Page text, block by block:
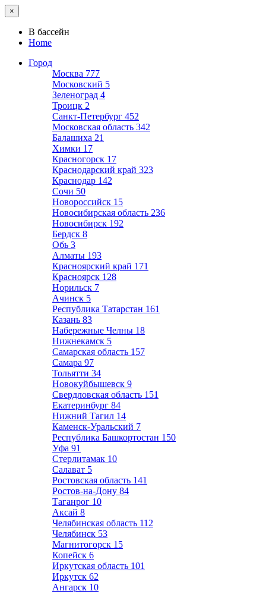
×
В бассейн
Home
Город
Москва 777
Московский 5
Зеленоград 4
Троицк 2
Санкт-Петербург 452
Московская область 342
Балашиха 21
Химки 17
Красногорск 17
Краснодарский край 323
Краснодар 142
Сочи 50
Новороссийск 15
Новосибирская область 236
Новосибирск 192
Бердск 8
Обь 3
Алматы 193
Красноярский край 171
Красноярск 128
Норильск 7
Ачинск 5
Республика Татарстан 161
Казань 83
Набережные Челны 18
Нижнекамск 5
Самарская область 157
Самара 97
Тольятти 34
Новокуйбышевск 9
Свердловская область 151
Екатеринбург 84
Нижний Тагил 14
Каменск-Уральский 7
Республика Башкортостан 150
Уфа 91
Стерлитамак 10
Салават 5
Ростовская область 141
Ростов-на-Дону 84
Таганрог 10
Аксай 8
Челябинская область 112
Челябинск 53
Магнитогорск 15
Копейск 6
Иркутская область 101
Иркутск 62
Ангарск 10